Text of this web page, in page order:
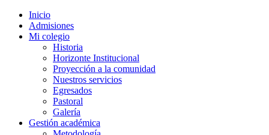
Inicio
Admisiones
Mi colegio
Historia
Horizonte Institucional
Proyección a la comunidad
Nuestros servicios
Egresados
Pastoral
Galería
Gestión académica